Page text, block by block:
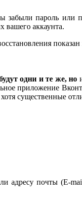
забыли пароль или
вашего аккаунта.
одни и те же, но
приложение
существенные
почты (E-